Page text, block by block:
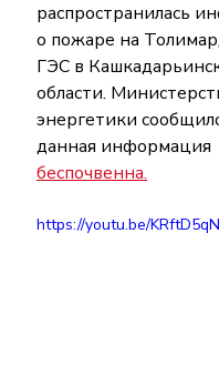
распространилась
о пожаре на
ГЭС в
области.
энергетики
данная информация
беспочвенна.
https://youtu.be/